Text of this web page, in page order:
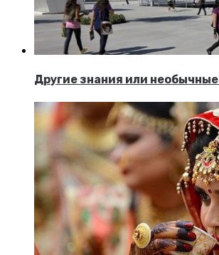
Другие знания или